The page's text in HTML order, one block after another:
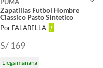
PUMA
Zapatillas Futbol Hombre
Classico Pasto Sintetico
Por FALABELLA
S/ 169
Llega mañana